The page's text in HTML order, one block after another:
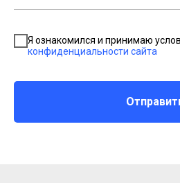
Я ознакомился и принимаю
конфиденциальности сайта